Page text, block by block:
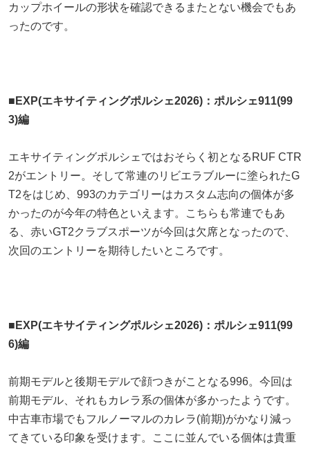
カップホイールの形状を確認できるまたとない機会でもあ
ったのです。
■EXP(エキサイティングポルシェ2026)：ポルシェ911(99
3)編
エキサイティングポルシェではおそらく初となるRUF CTR
2がエントリー。そして常連のリビエラブルーに塗られたG
T2をはじめ、993のカテゴリーはカスタム志向の個体が多
かったのが今年の特色といえます。こちらも常連でもあ
る、赤いGT2クラブスポーツが今回は欠席となったので、
次回のエントリーを期待したいところです。
■EXP(エキサイティングポルシェ2026)：ポルシェ911(99
6)編
前期モデルと後期モデルで顔つきがことなる996。今回は
前期モデル、それもカレラ系の個体が多かったようです。
中古車市場でもフルノーマルのカレラ(前期)がかなり減っ
てきている印象を受けます。ここに並んでいる個体は貴重